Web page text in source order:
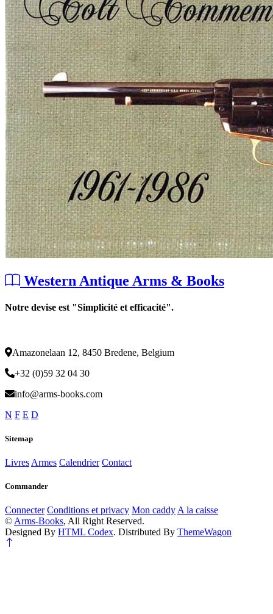
Western Antique Arms & Books
Notre devise est "Simplicité et efficacité".
Amazonelaan 12, 8450 Bredene, Belgium
+32 (0)59 32 04 30
info@arms-books.com
N F E D
Sitemap
Livres Armes Calendrier Contact
Commander
Connecter Conditions et privacy Mon caddy A la caisse
© Arms-Books, All Right Reserved.
Designed By HTML Codex. Distributed By ThemeWagon